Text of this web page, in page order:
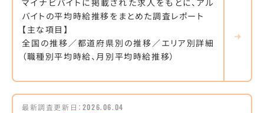
マイナビバイトに掲載された求人をもとに、アル
バイトの平均時給推移をまとめた調査レポート
【主な項目】
全国の推移／都道府県別の推移／エリア別詳細
（職種別平均時給、月別平均時給推移）
最新調査更新日： 2026.06.04